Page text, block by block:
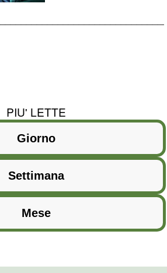
PIU' LETTE